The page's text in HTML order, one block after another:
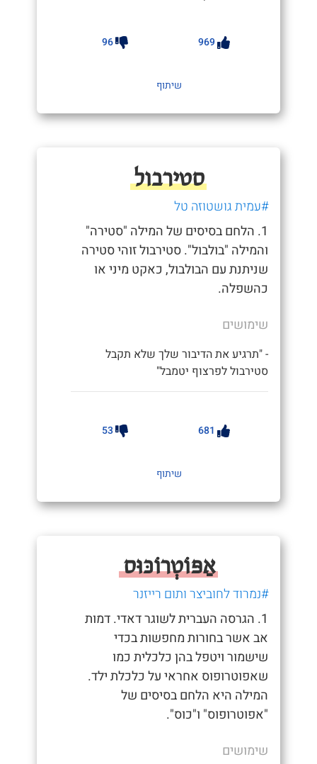
969
96
שיתוף
סטירבול
#עמית גושטוזה טל
1. הלחם בסיסים של המילה "סטירה"
והמילה "בולבול". סטירבול זוהי סטירה
שניתנת עם הבולבול, כאקט מיני או
כהשפלה.
שימושים
- "תרגיע את הדיבור שלך שלא תקבל
סטירבול לפרצוף יטמבל"
681
53
שיתוף
אַפּוֹטְרוֹכּוּס
#נמרוד לחוביצר ותום רייזנר
1. הגרסה העברית לשוגר דאדי. דמות
אב אשר בחורות מחפשות בכדי
שישמור ויטפל בהן כלכלית כמו
שאפוטרופוס אחראי על כלכלת ילד.
המילה היא הלחם בסיסים של
"אפוטרופוס" ו"כוס".
שימושים